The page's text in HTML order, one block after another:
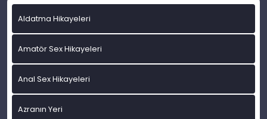
Aldatma Hikayeleri
Amatör Sex Hikayeleri
Anal Sex Hikayeleri
Azranın Yeri